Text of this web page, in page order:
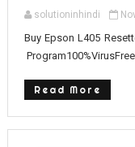
solutioninhindi
Buy Epson L405
Read More